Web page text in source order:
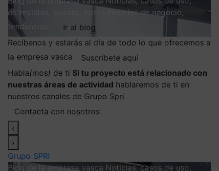
entrevistas, ayudas, oportunidades de negocio,
tendencias…
Ir al blog
Recíbenos y estarás al día de todo lo que ofrecemos a
la empresa vasca
Suscríbete aquí
Habla(mos) de ti Si tu proyecto está relacionado con
nuestras áreas de actividad hablaremos de ti en
nuestros canales de Grupo Spri
Contacta con nosotros
‹
›
Grupo SPRI
Blog de la empresa vasca Noticias, casos de uso,